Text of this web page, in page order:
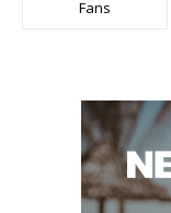
Fans